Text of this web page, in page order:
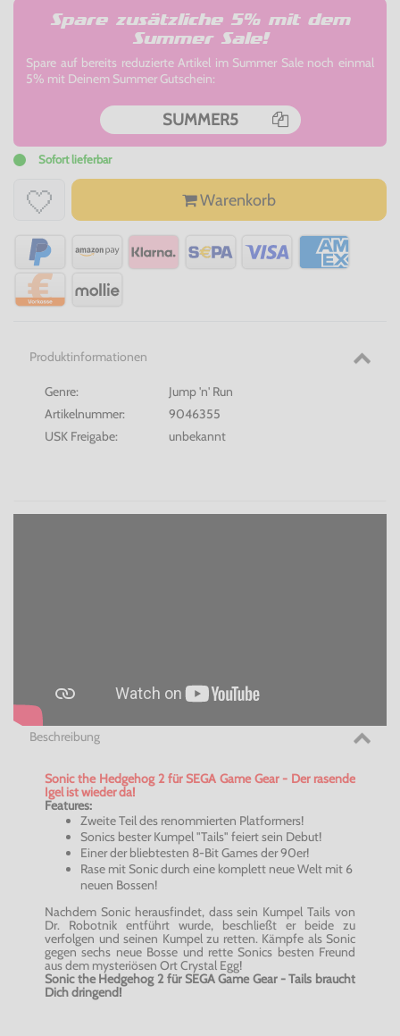
Spare zusätzliche 5% mit dem
Summer Sale!
Spare auf bereits reduzierte Artikel im Summer Sale noch einmal
5% mit Deinem Summer Gutschein:
SUMMER5
Sofort lieferbar
Warenkorb
Produktinformationen
Genre:
Jump 'n' Run
Artikelnummer:
9046355
USK Freigabe:
unbekannt
Beschreibung
Sonic the Hedgehog 2 für SEGA Game Gear - Der rasende
Igel ist wieder da!
Features:
Zweite Teil des renommierten Platformers!
Sonics bester Kumpel "Tails" feiert sein Debut!
Einer der bliebtesten 8-Bit Games der 90er!
Rase mit Sonic durch eine komplett neue Welt mit 6
neuen Bossen!
Nachdem Sonic herausfindet, dass sein Kumpel Tails von
Dr. Robotnik entführt wurde, beschließt er beide zu
verfolgen und seinen Kumpel zu retten. Kämpfe als Sonic
gegen sechs neue Bosse und rette Sonics besten Freund
aus dem mysteriösen Ort Crystal Egg!
Sonic the Hedgehog 2 für SEGA Game Gear - Tails braucht
Dich dringend!